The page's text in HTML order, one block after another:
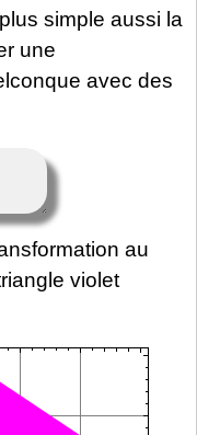
simple aussi la
une
avec des
au
violet